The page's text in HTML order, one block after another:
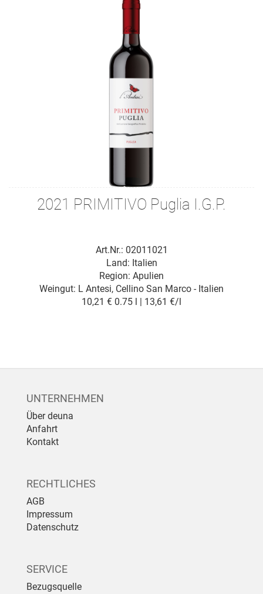
2021 PRIMITIVO Puglia I.G.P.
Art.Nr.: 02011021
Weingut: L Antesi, Cellino San Marco - Italien
Region: Apulien
Land: Italien
10,21 € 0.75 l | 13,61 €/l
UNTERNEHMEN
Über deuna
Anfahrt
Kontakt
RECHTLICHES
AGB
Impressum
Datenschutz
SERVICE
Bezugsquelle